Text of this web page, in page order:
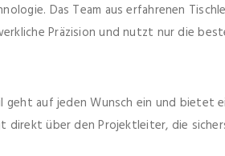
Das Team aus erfahrenen
Präzision und nutzt nur die
geht auf jeden Wunsch ein und bietet
direkt über den Projektleiter, die